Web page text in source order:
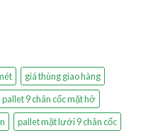
giá thùng giao hàng
pallet 9 chân cốc mặt hở
pallet mặt lưới 9 chân cốc